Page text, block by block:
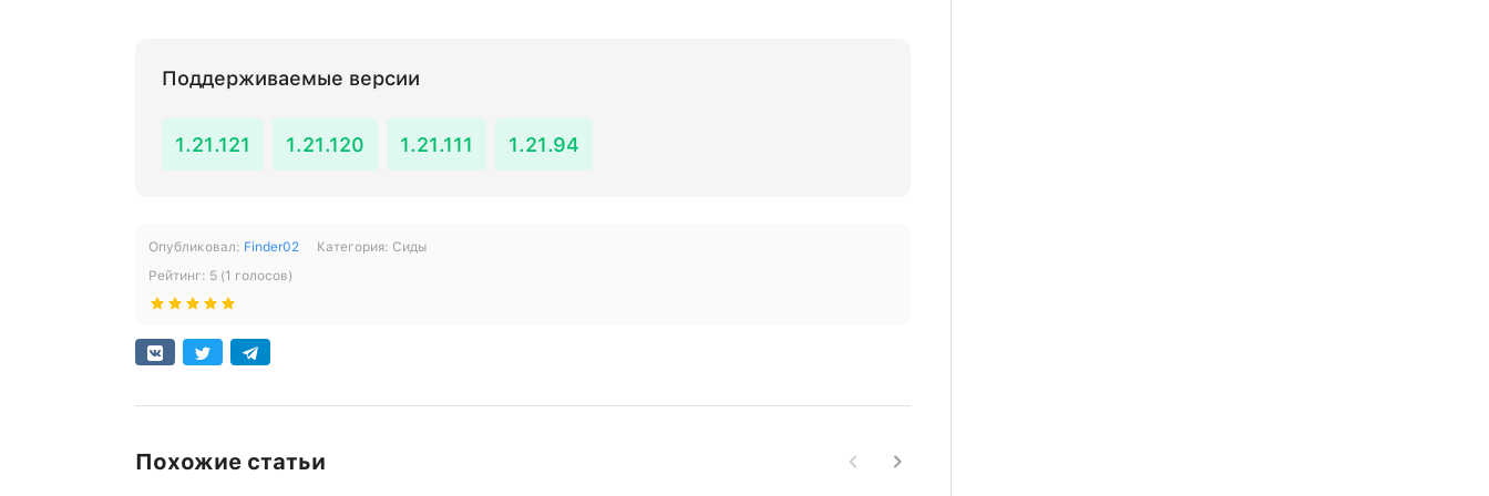
Поддерживаемые версии
1.21.121 1.21.120 1.21.111 1.21.94
Опубликовал: Finder02 Категория: Сиды
Рейтинг: 5 (1 голосов)
Похожие статьи